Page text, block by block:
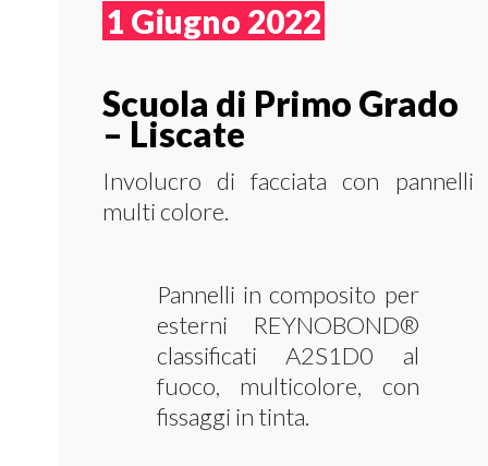
1 Giugno 2022
Scuola di Primo Grado
– Liscate
Involucro di facciata con pannelli
multi colore.
Pannelli in composito per
esterni REYNOBOND®
classificati A2S1D0 al
fuoco, multicolore, con
fissaggi in tinta.